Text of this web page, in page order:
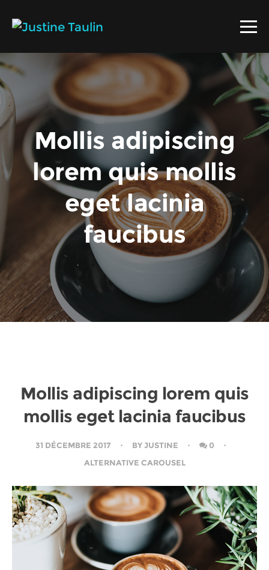
Mollis adipiscing
lorem quis mollis
eget lacinia
faucibus
Mollis adipiscing lorem quis
mollis eget lacinia faucibus
31 DÉCEMBRE 2017 BYJUSTINE
0
ALTERNATIVE CAROUSEL